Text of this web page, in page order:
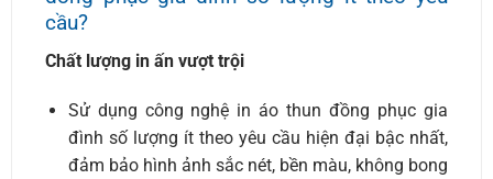
cầu?
Chất lượng in ấn vượt trội
Sử dụng công nghệ in áo thun đồng phục gia
đình số lượng ít theo yêu cầu hiện đại bậc nhất,
đảm bảo hình ảnh sắc nét, bền màu, không bong